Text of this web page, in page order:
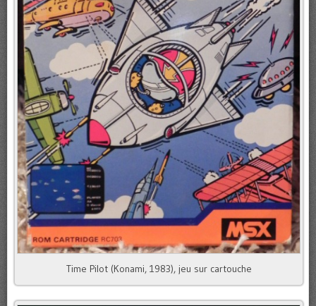
Time Pilot (Konami, 1983), jeu sur cartouche